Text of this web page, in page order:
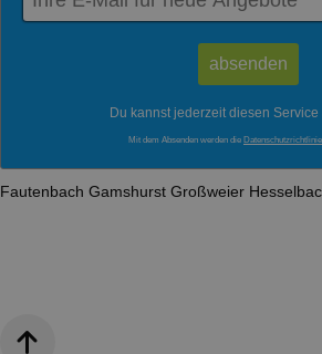
Du kannst jederzeit diesen
Mit dem Absenden werden die
Fautenbach Gamshurst Großweier